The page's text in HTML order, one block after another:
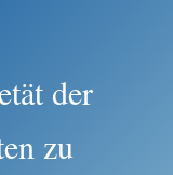
der
zu